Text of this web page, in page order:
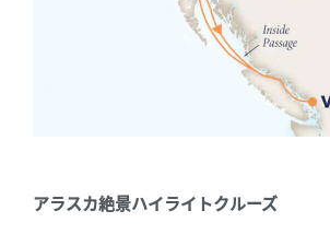
アラスカ絶景ハイライトクルーズ